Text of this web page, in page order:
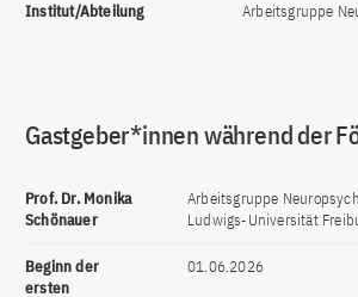
Institut/Abteilung Arbeitsgruppe
Gastgeber*innen während der
Prof. Dr. Monika
Schönauer
Arbeitsgruppe
Ludwigs-Universität
Beginn der
ersten
01.06.2026